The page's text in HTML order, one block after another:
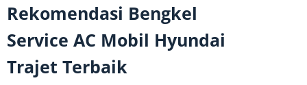
Rekomendasi Bengkel
Service AC Mobil Hyundai
Trajet Terbaik